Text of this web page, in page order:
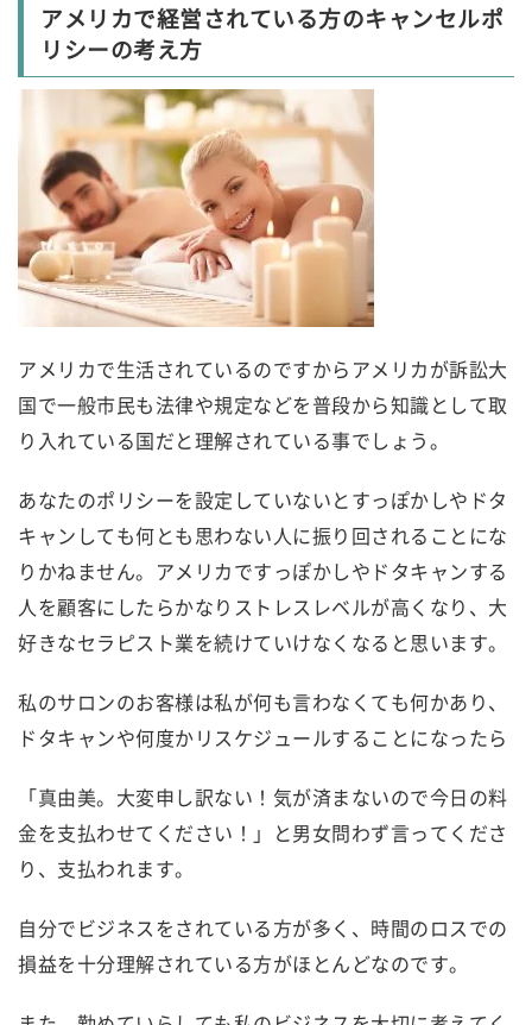
アメリカで経営されている方のキャンセルポ
リシーの考え方
アメリカで生活されているのですからアメリカが訴訟大
国で一般市民も法律や規定などを普段から知識として取
り入れている国だと理解されている事でしょう。
あなたのポリシーを設定していないとすっぽかしやドタ
キャンしても何とも思わない人に振り回されることにな
りかねません。アメリカですっぽかしやドタキャンする
人を顧客にしたらかなりストレスレベルが高くなり、大
好きなセラピスト業を続けていけなくなると思います。
私のサロンのお客様は私が何も言わなくても何かあり、
ドタキャンや何度かリスケジュールすることになったら
「真由美。大変申し訳ない！気が済まないので今日の料
金を支払わせてください！」と男女問わず言ってくださ
り、支払われます。
自分でビジネスをされている方が多く、時間のロスでの
損益を十分理解されている方がほとんどなのです。